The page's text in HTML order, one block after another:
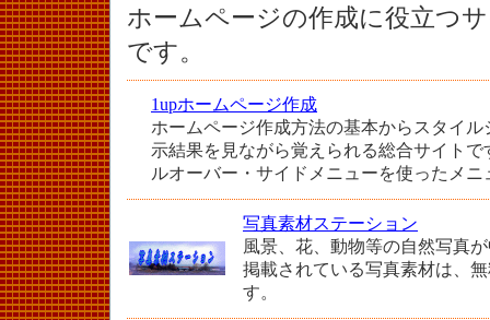
ホームページの作成に役立つ
です。
1upホームページ作成
ホームページ作成方法の基本からスタイ
示結果を見ながら覚えられる総合サイト
ルオーバー・サイドメニューを使ったメ
写真素材ステーション
風景、花、動物等の自然写真
掲載されている写真素材は、
す。